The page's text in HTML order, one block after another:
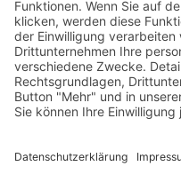
Telefon: (06676) 9180056
Telefax: (06676) 9180057
Mobil: +49 (0) 171 7660
Mail: info@schmitz-
Cookie-Einstellungen